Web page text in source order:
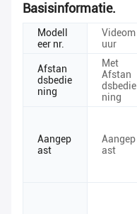
Basisinformatie.
Modell
eer nr.
Videom
uur
Afstan
dsbedie
ning
Met
Afstan
dsbedie
ning
Aangep
ast
Aangep
ast